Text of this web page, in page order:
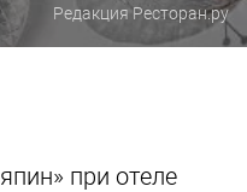
Редакция Ресторан.ру
при отеле